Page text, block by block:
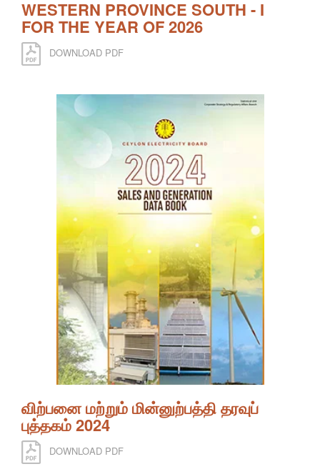
WESTERN PROVINCE SOUTH - I
FOR THE YEAR OF 2026
DOWNLOAD PDF
விற்பனை மற்றும் மின்னுற்பத்தி தரவுப்
புத்தகம் 2024
DOWNLOAD PDF